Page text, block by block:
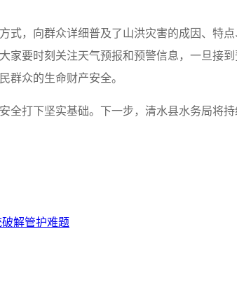
，向群众详细普及了山洪灾害的成因、特
要时刻关注天气预报和预警信息，一旦接
群众的生命财产安全。
打下坚实基础。下一步，清水县水务局将
解管护难题